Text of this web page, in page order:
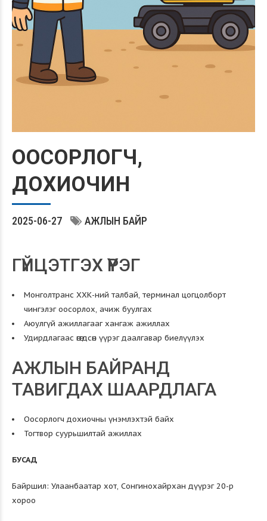
ООСОРЛОГЧ,
ДОХИОЧИН
2025-06-27 АЖЛЫН БАЙР
ГҮЙЦЭТГЭХ ҮҮРЭГ
Монголтранс ХХК-ний талбай, терминал цогцолборт
чингэлэг оосорлох, ачиж буулгах
Аюулгүй ажиллагааг хангаж ажиллах
Удирдлагаас өгөгдсөн үүрэг даалгавар биелүүлэх
АЖЛЫН БАЙРАНД
ТАВИГДАХ ШААРДЛАГА
Оосорлогч дохиочны үнэмлэхтэй байх
Тогтвор суурьшилтай ажиллах
БУСАД
Байршил: Улаанбаатар хот, Сонгинохайрхан дүүрэг 20-р
хороо